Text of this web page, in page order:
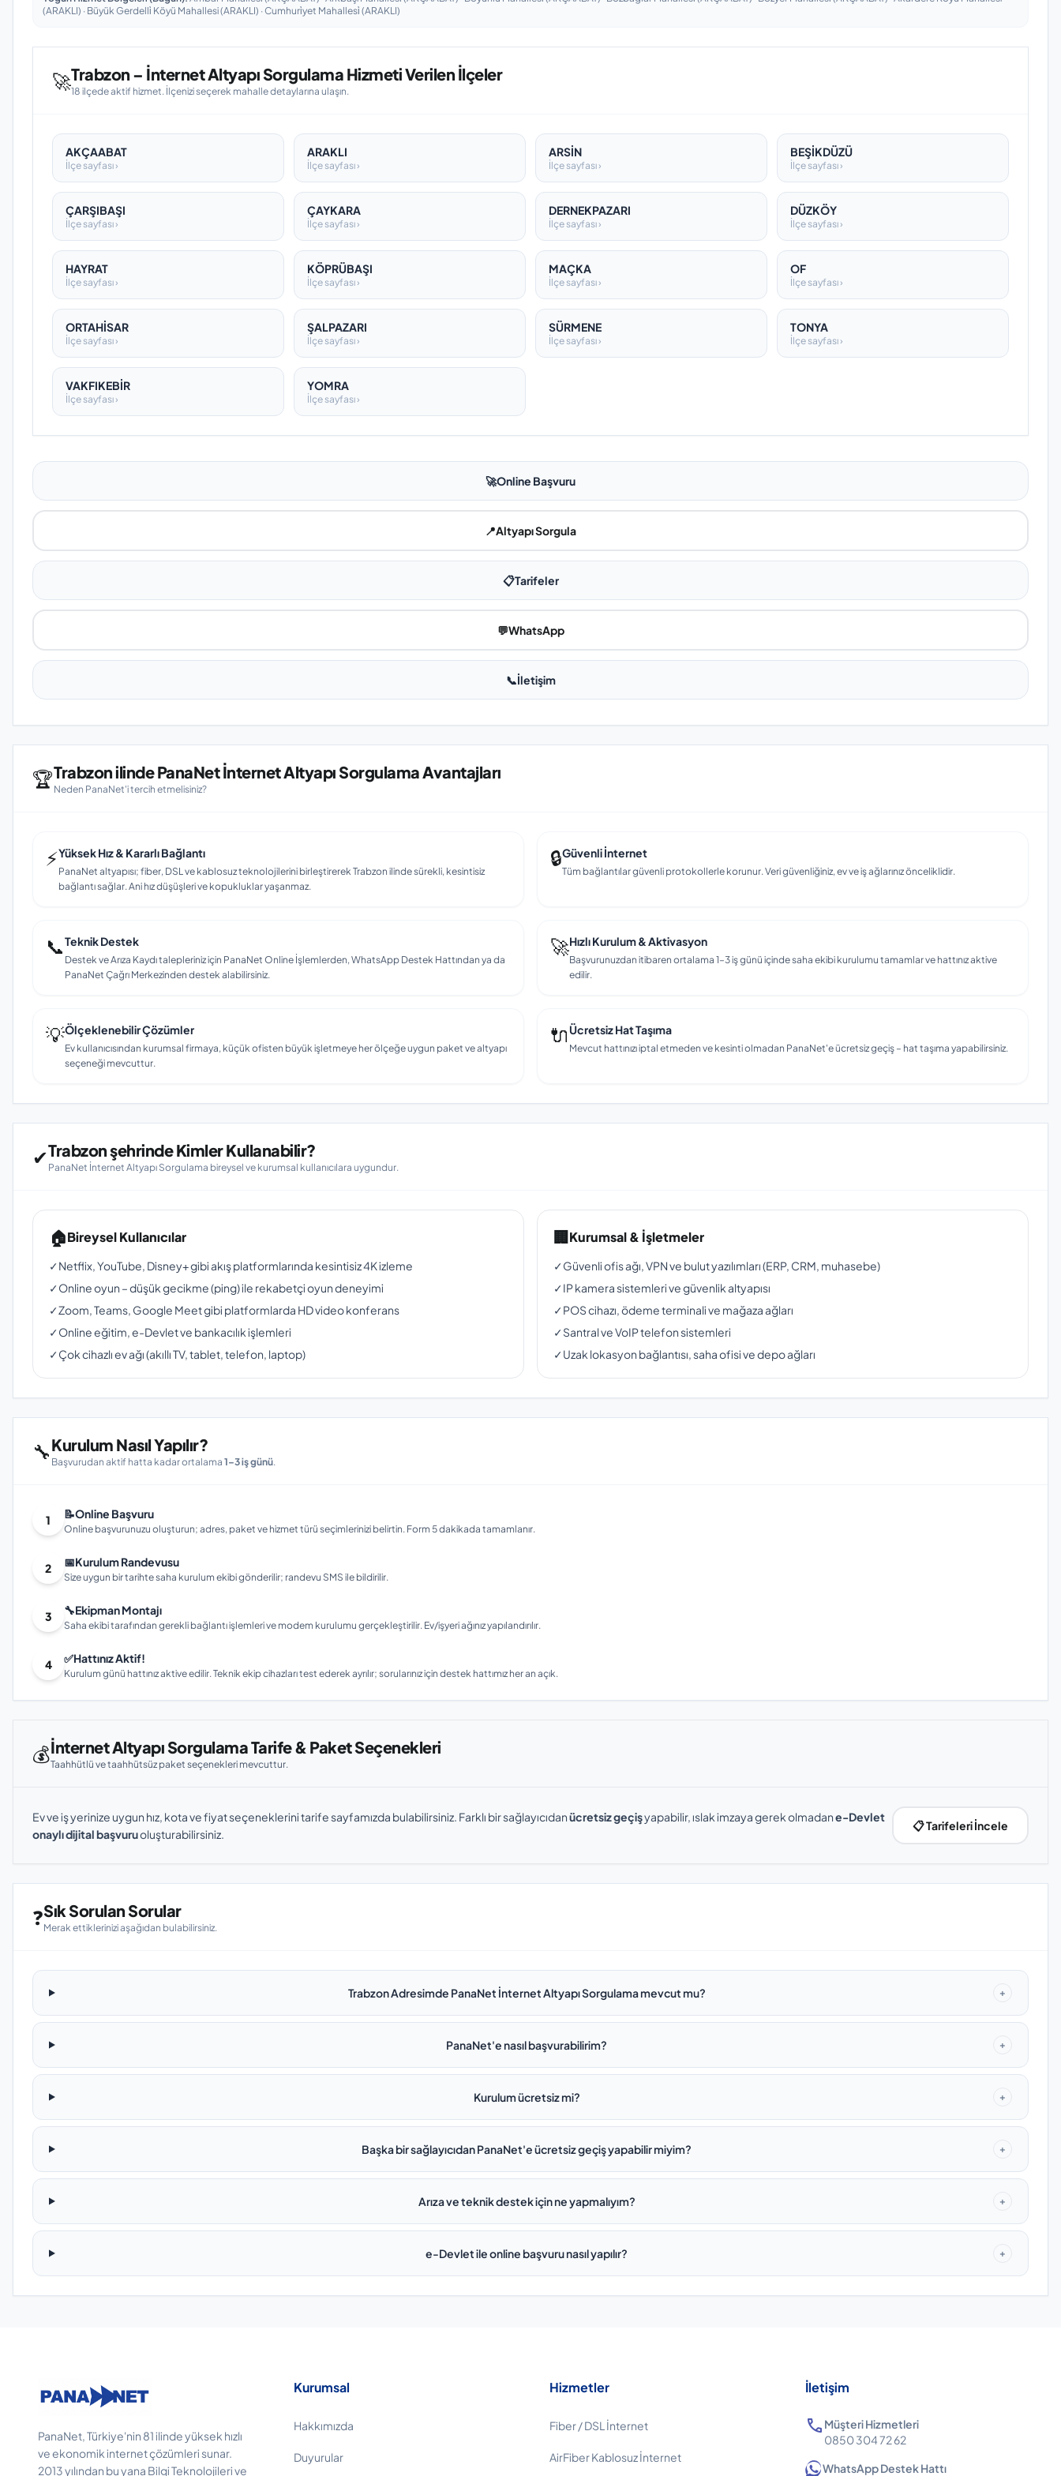
(ARAKLI) · Büyük Gerdelli̇ Köyü Mahallesi (ARAKLI) · Cumhuri̇yet Mahallesi̇ (ARAKLI)
🚀Trabzon – İnternet Altyapı Sorgulama Hizmeti Verilen İlçeler
18 ilçede aktif hizmet. İlçenizi seçerek mahalle detaylarına ulaşın.
AKÇAABAT
İlçe sayfası ›
ARAKLI
İlçe sayfası ›
ARSİN
İlçe sayfası ›
BEŞİKDÜZÜ
İlçe sayfası ›
ÇARŞIBAŞI
İlçe sayfası ›
ÇAYKARA
İlçe sayfası ›
DERNEKPAZARI
İlçe sayfası ›
DÜZKÖY
İlçe sayfası ›
HAYRAT
İlçe sayfası ›
KÖPRÜBAŞI
İlçe sayfası ›
MAÇKA
İlçe sayfası ›
OF
İlçe sayfası ›
ORTAHİSAR
İlçe sayfası ›
ŞALPAZARI
İlçe sayfası ›
SÜRMENE
İlçe sayfası ›
TONYA
İlçe sayfası ›
VAKFIKEBİR
İlçe sayfası ›
YOMRA
İlçe sayfası ›
🚀Online Başvuru
📍Altyapı Sorgula
📋Tarifeler
💬WhatsApp
📞İletişim
🏆Trabzon ilinde PanaNet İnternet Altyapı Sorgulama Avantajları
Neden PanaNet'i tercih etmelisiniz?
⚡Yüksek Hız & Kararlı Bağlantı
PanaNet altyapısı; fiber, DSL ve kablosuz teknolojilerini birleştirerek Trabzon ilinde sürekli, kesintisiz
bağlantı sağlar. Ani hız düşüşleri ve kopukluklar yaşanmaz.
🔒Güvenli İnternet
Tüm bağlantılar güvenli protokollerle korunur. Veri güvenliğiniz, ev ve iş ağlarınız önceliklidir.
📞Teknik Destek
Destek ve Arıza Kaydı talepleriniz için PanaNet Online İşlemlerden, WhatsApp Destek Hattından ya da
PanaNet Çağrı Merkezinden destek alabilirsiniz.
🚀Hızlı Kurulum & Aktivasyon
Başvurunuzdan itibaren ortalama 1–3 iş günü içinde saha ekibi kurulumu tamamlar ve hattınız aktive
edilir.
💡Ölçeklenebilir Çözümler
Ev kullanıcısından kurumsal firmaya, küçük ofisten büyük işletmeye her ölçeğe uygun paket ve altyapı
seçeneği mevcuttur.
🔌Ücretsiz Hat Taşıma
Mevcut hattınızı iptal etmeden ve kesinti olmadan PanaNet'e ücretsiz geçiş – hat taşıma yapabilirsiniz.
✔Trabzon şehrinde Kimler Kullanabilir?
PanaNet İnternet Altyapı Sorgulama bireysel ve kurumsal kullanıcılara uygundur.
🏠Bireysel Kullanıcılar
✓Netflix, YouTube, Disney+ gibi akış platformlarında kesintisiz 4K izleme
✓Online oyun – düşük gecikme (ping) ile rekabetçi oyun deneyimi
✓Zoom, Teams, Google Meet gibi platformlarda HD video konferans
✓Online eğitim, e-Devlet ve bankacılık işlemleri
✓Çok cihazlı ev ağı (akıllı TV, tablet, telefon, laptop)
🏢Kurumsal & İşletmeler
✓Güvenli ofis ağı, VPN ve bulut yazılımları (ERP, CRM, muhasebe)
✓IP kamera sistemleri ve güvenlik altyapısı
✓POS cihazı, ödeme terminali ve mağaza ağları
✓Santral ve VoIP telefon sistemleri
✓Uzak lokasyon bağlantısı, saha ofisi ve depo ağları
🔧Kurulum Nasıl Yapılır?
Başvurudan aktif hatta kadar ortalama 1–3 iş günü.
1 📝Online Başvuru
Online başvurunuzu oluşturun; adres, paket ve hizmet türü seçimlerinizi belirtin. Form 5 dakikada tamamlanır.
2 📅Kurulum Randevusu
Size uygun bir tarihte saha kurulum ekibi gönderilir; randevu SMS ile bildirilir.
3 🔧Ekipman Montajı
Saha ekibi tarafından gerekli bağlantı işlemleri ve modem kurulumu gerçekleştirilir. Ev/işyeri ağınız yapılandırılır.
4 ✅Hattınız Aktif!
Kurulum günü hattınız aktive edilir. Teknik ekip cihazları test ederek ayrılır; sorularınız için destek hattımız her an açık.
💰İnternet Altyapı Sorgulama Tarife & Paket Seçenekleri
Taahhütlü ve taahhütsüz paket seçenekleri mevcuttur.
Ev ve iş yerinize uygun hız, kota ve fiyat seçeneklerini tarife sayfamızda bulabilirsiniz. Farklı bir sağlayıcıdanücretsiz geçişyapabilir, ıslak imzaya gerek olmadane-Devlet
onaylı dijital başvuruoluşturabilirsiniz.
📋 Tarifeleri İncele
❓Sık Sorulan Sorular
Merak ettiklerinizi aşağıdan bulabilirsiniz.
Trabzon Adresimde PanaNet İnternet Altyapı Sorgulama mevcut mu? +
PanaNet'e nasıl başvurabilirim? +
Kurulum ücretsiz mi? +
Başka bir sağlayıcıdan PanaNet'e ücretsiz geçiş yapabilir miyim? +
Arıza ve teknik destek için ne yapmalıyım? +
e-Devlet ile online başvuru nasıl yapılır? +
PanaNet, Türkiye'nin 81 ilinde yüksek hızlı
ve ekonomik internet çözümleri sunar.
2013 yılından bu yana Bilgi Teknolojileri ve
Kurumsal
Hakkımızda
Duyurular
Hizmetler
Fiber / DSL İnternet
AirFiber Kablosuz İnternet
İletişim
call Müşteri Hizmetleri
0850 304 72 62
WhatsApp Destek Hattı